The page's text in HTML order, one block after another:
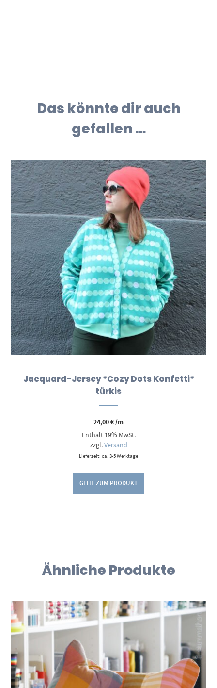
Das könnte dir auch
gefallen …
Jacquard-Jersey *Cozy Dots Konfetti*
türkis
24,00€ /m
Enthält 19% MwSt.
zzgl.Versand
Lieferzeit: ca. 3-5 Werktage
GEHE ZUM PRODUKT
Ähnliche Produkte